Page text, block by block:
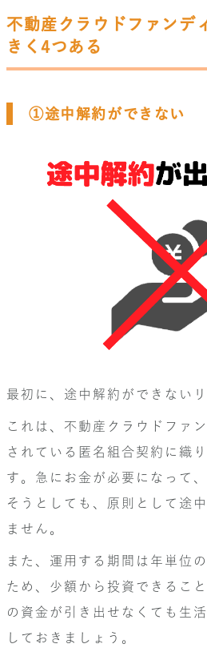
不動産クラウドファンデ
きく4つある
①途中解約ができない
最初に、途中解約ができないリ
これは、不動産クラウドファ
されている匿名組合契約に織
す。急にお金が必要になって
そうとしても、原則として途
ません。
また、運用する期間は年単位
ため、少額から投資できるこ
の資金が引き出せなくても生
しておきましょう。